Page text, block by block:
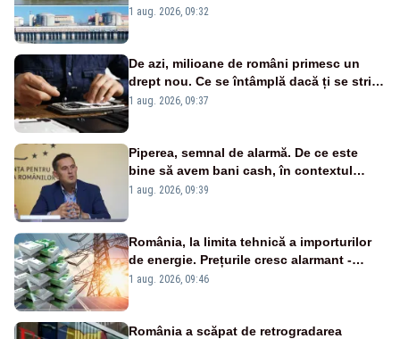
în pericol Centrala Cernavodă era
1 aug. 2026, 09:32
De azi, milioane de români primesc un
drept nou. Ce se întâmplă dacă ți se strică
un produs
1 aug. 2026, 09:37
Piperea, semnal de alarmă. De ce este
bine să avem bani cash, în contextul
alertei energetice?
1 aug. 2026, 09:39
România, la limita tehnică a importurilor
de energie. Prețurile cresc alarmant -
Analiză Realitatea Plus
1 aug. 2026, 09:46
România a scăpat de retrogradarea